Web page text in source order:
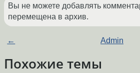
Вы не можете добавлять
перемещена в архив.
← Admin
Похожие темы